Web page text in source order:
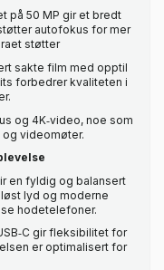
på 50 MP gir et bredt
autofokus for mer
støtter
sakte film med opptil
forbedrer kvaliteten i
og 4K‑video, noe som
videomøter.
en fyldig og balansert
lyd og moderne
hodetelefoner.
gir fleksibilitet for
er optimalisert for